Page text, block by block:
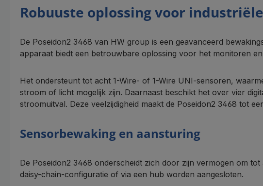
Robuuste oplossing voor
De Poseidon2 3468 van HW group is een geavanceerd
apparaat biedt een betrouwbare oplossing voor het monitoren
Het ondersteunt tot acht 1-Wire- of 1-Wire UNI-sensoren,
stroom of licht mogelijk zijn. Daarnaast beschikt het over vier
stroomuitval. Deze veelzijdigheid maakt de Poseidon2 3468 tot
Sensorbewaking en aansturing
De Poseidon2 3468 onderscheidt zich door zijn vermogen om
daisy-chain-configuratie of via een hub worden aangesloten.